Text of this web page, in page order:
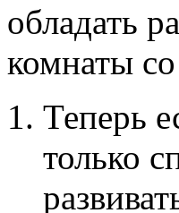
обладать
комнаты
Теперь
только